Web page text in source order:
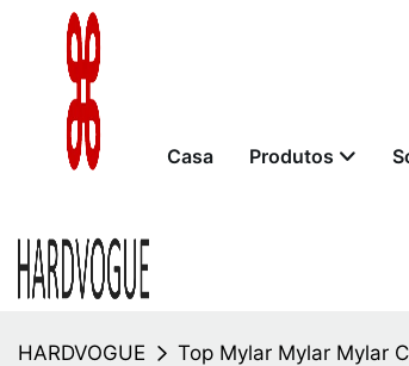
Casa Produtos
HARDVOGUE Top Mylar Mylar Mylar